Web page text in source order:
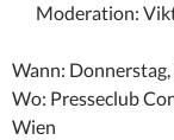
Moderation:
Wann:
Wo: Presseclub
Wien